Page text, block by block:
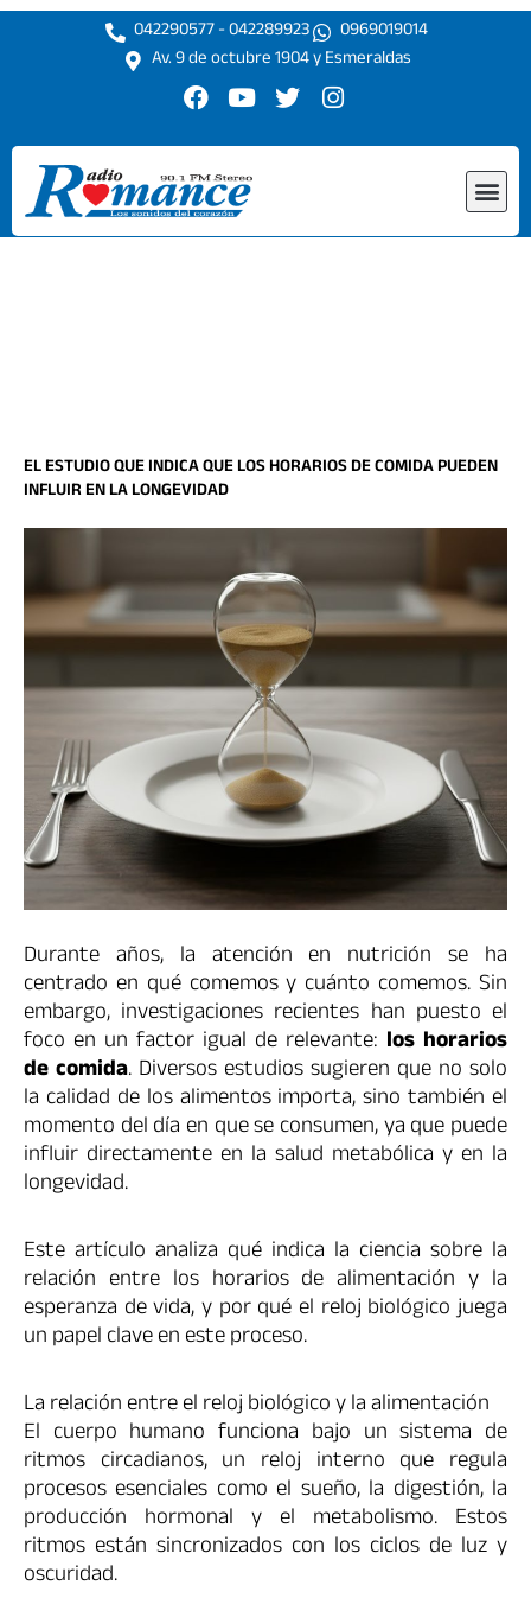
Ir
042290577 - 042289923
0969019014
Av. 9 de octubre 1904 y Esmeraldas
F
c
e
b
o
o
Y
u
t
u
b
e
T
i
r
I
s
r
EL ESTUDIO QUE INDICA QUE LOS HORARIOS DE COMIDA PUEDEN
INFLUIR EN LA LONGEVIDAD
Durante años, la atención en nutrición se ha
centrado en qué comemos y cuánto comemos. Sin
embargo, investigaciones recientes han puesto el
foco en un factor igual de relevante: los horarios
de comida. Diversos estudios sugieren que no solo
la calidad de los alimentos importa, sino también el
momento del día en que se consumen, ya que puede
influir directamente en la salud metabólica y en la
longevidad.
Este artículo analiza qué indica la ciencia sobre la
relación entre los horarios de alimentación y la
esperanza de vida, y por qué el reloj biológico juega
un papel clave en este proceso.
La relación entre el reloj biológico y la alimentación
El cuerpo humano funciona bajo un sistema de
ritmos circadianos, un reloj interno que regula
procesos esenciales como el sueño, la digestión, la
producción hormonal y el metabolismo. Estos
ritmos están sincronizados con los ciclos de luz y
oscuridad.